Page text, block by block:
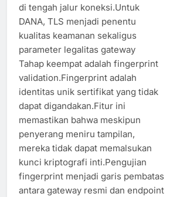
di tengah jalur koneksi.Untuk
DANA, TLS menjadi penentu
kualitas keamanan sekaligus
parameter legalitas gateway
Tahap keempat adalah fingerprint
validation.Fingerprint adalah
identitas unik sertifikat yang tidak
dapat digandakan.Fitur ini
memastikan bahwa meskipun
penyerang meniru tampilan,
mereka tidak dapat memalsukan
kunci kriptografi inti.Pengujian
fingerprint menjadi garis pembatas
antara gateway resmi dan endpoint